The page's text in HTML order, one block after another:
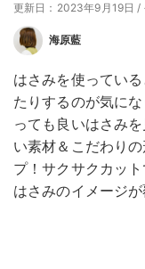
更新日：2023年9月19日 /
海原藍
はさみを使ってい
たりするのが気に
っても良いはさみ
い素材＆こだわり
プ！サクサクカッ
はさみのイメージ